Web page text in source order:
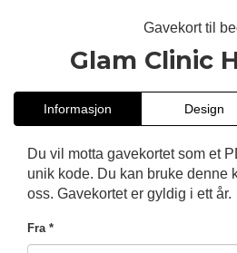
Gavekort til
Glam Clinic
Informasjon Design
Du vil motta gavekortet som et
unik kode. Du kan bruke denne
oss. Gavekortet er gyldig i ett år.
Fra *